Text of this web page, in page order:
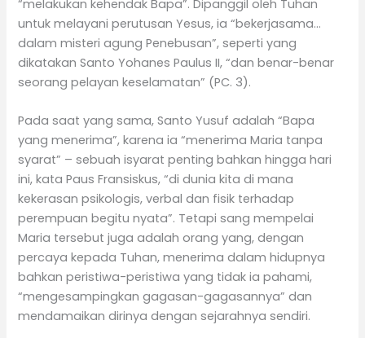
“melakukan kehendak Bapa”. Dipanggil oleh Tuhan
untuk melayani perutusan Yesus, ia “bekerjasama…
dalam misteri agung Penebusan”, seperti yang
dikatakan Santo Yohanes Paulus II, “dan benar-benar
seorang pelayan keselamatan” (PC. 3).
Pada saat yang sama, Santo Yusuf adalah “Bapa
yang menerima”, karena ia “menerima Maria tanpa
syarat” – sebuah isyarat penting bahkan hingga hari
ini, kata Paus Fransiskus, “di dunia kita di mana
kekerasan psikologis, verbal dan fisik terhadap
perempuan begitu nyata”. Tetapi sang mempelai
Maria tersebut juga adalah orang yang, dengan
percaya kepada Tuhan, menerima dalam hidupnya
bahkan peristiwa-peristiwa yang tidak ia pahami,
“mengesampingkan gagasan-gagasannya” dan
mendamaikan dirinya dengan sejarahnya sendiri.